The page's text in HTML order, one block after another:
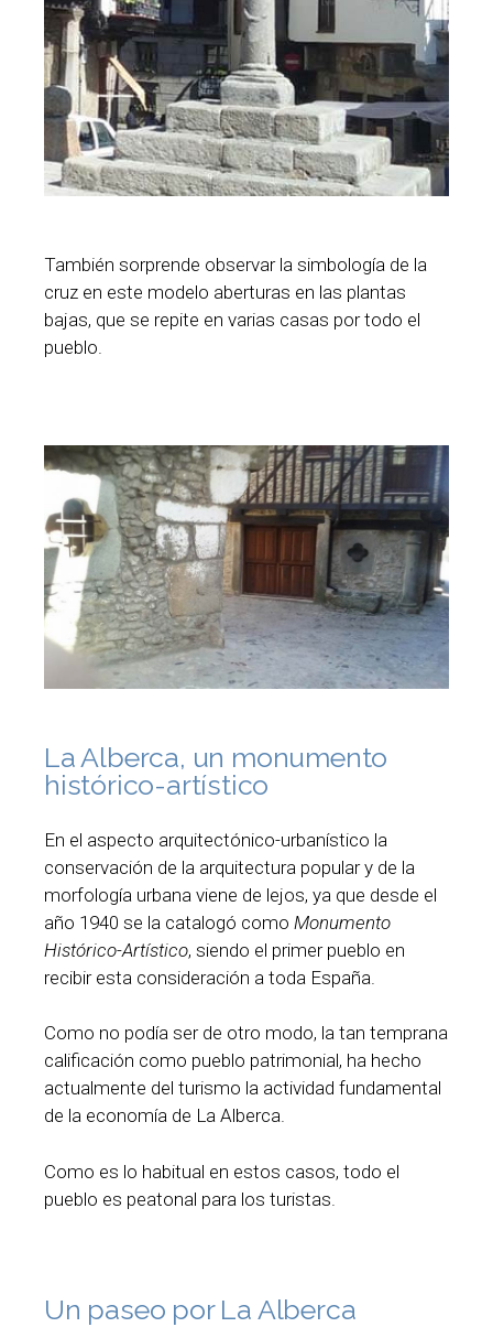
También sorprende observar la simbología de la
cruz en este modelo aberturas en las plantas
bajas, que se repite en varias casas por todo el
pueblo.
La Alberca, un monumento
histórico-artístico
En el aspecto arquitectónico-urbanístico la
conservación de la arquitectura popular y de la
morfología urbana viene de lejos, ya que desde el
año 1940 se la catalogó como Monumento
Histórico-Artístico, siendo el primer pueblo en
recibir esta consideración a toda España.
Como no podía ser de otro modo, la tan temprana
calificación como pueblo patrimonial, ha hecho
actualmente del turismo la actividad fundamental
de la economía de La Alberca.
Como es lo habitual en estos casos, todo el
pueblo es peatonal para los turistas.
Un paseo por La Alberca